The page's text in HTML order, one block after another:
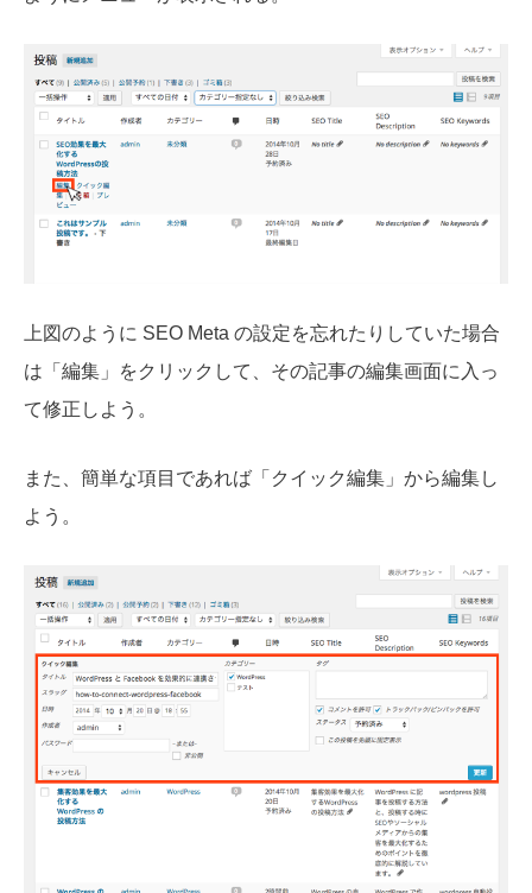
上図のように SEO Meta の設定を忘れたりしていた場合
は「編集」をクリックして、その記事の編集画面に入っ
て修正しよう。
また、簡単な項目であれば「クイック編集」から編集し
よう。